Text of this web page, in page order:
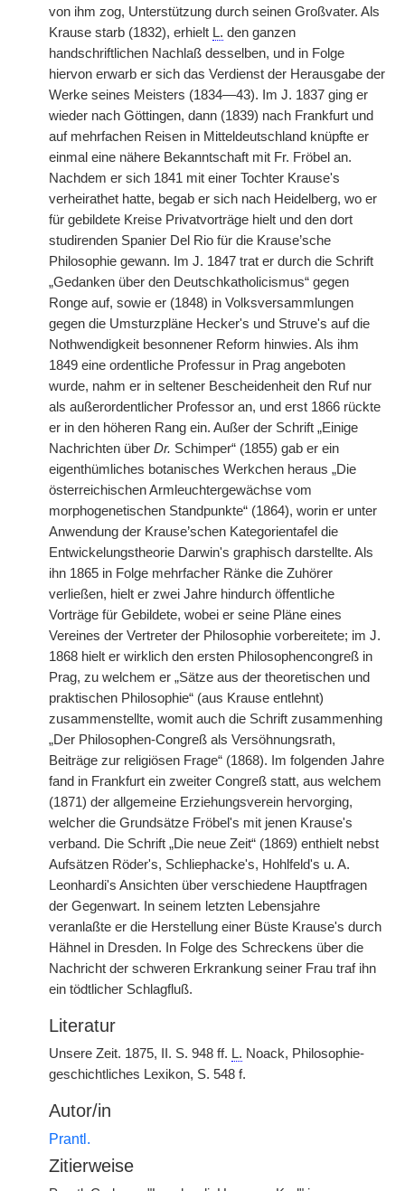
von ihm zog, Unterstützung durch seinen Großvater. Als
Krause starb (1832), erhielt L. den ganzen
handschriftlichen Nachlaß desselben, und in Folge
hiervon erwarb er sich das Verdienst der Herausgabe der
Werke seines Meisters (1834—43). Im J. 1837 ging er
wieder nach Göttingen, dann (1839) nach Frankfurt und
auf mehrfachen Reisen in Mitteldeutschland knüpfte er
einmal eine nähere Bekanntschaft mit Fr. Fröbel an.
Nachdem er sich 1841 mit einer Tochter Krause's
verheirathet hatte, begab er sich nach Heidelberg, wo er
für gebildete Kreise Privatvorträge hielt und den dort
studirenden Spanier Del Rio für die Krause’sche
Philosophie gewann. Im J. 1847 trat er durch die Schrift
„Gedanken über den Deutschkatholicismus“ gegen
Ronge auf, sowie er (1848) in Volksversammlungen
gegen die Umsturzpläne Hecker's und Struve's auf die
Nothwendigkeit besonnener Reform hinwies. Als ihm
1849 eine ordentliche Professur in Prag angeboten
wurde, nahm er in seltener Bescheidenheit den Ruf nur
als außerordentlicher Professor an, und erst 1866 rückte
er in den höheren Rang ein. Außer der Schrift „Einige
Nachrichten über Dr. Schimper“ (1855) gab er ein
eigenthümliches botanisches Werkchen heraus „Die
österreichischen Armleuchtergewächse vom
morphogenetischen Standpunkte“ (1864), worin er unter
Anwendung der Krause’schen Kategorientafel die
Entwickelungstheorie Darwin's graphisch darstellte. Als
ihn 1865 in Folge mehrfacher Ränke die Zuhörer
verließen, hielt er zwei Jahre hindurch öffentliche
Vorträge für Gebildete, wobei er seine Pläne eines
Vereines der Vertreter der Philosophie vorbereitete; im J.
1868 hielt er wirklich den ersten Philosophencongreß in
Prag, zu welchem er „Sätze aus der theoretischen und
praktischen Philosophie“ (aus Krause entlehnt)
zusammenstellte, womit auch die Schrift zusammenhing
„Der Philosophen-Congreß als Versöhnungsrath,
Beiträge zur religiösen Frage“ (1868). Im folgenden Jahre
fand in Frankfurt ein zweiter Congreß statt, aus welchem
(1871) der allgemeine Erziehungsverein hervorging,
welcher die Grundsätze Fröbel's mit jenen Krause's
verband. Die Schrift „Die neue Zeit“ (1869) enthielt nebst
Aufsätzen Röder's, Schliephacke's, Hohlfeld's u. A.
Leonhardi's Ansichten über verschiedene Hauptfragen
der Gegenwart. In seinem letzten Lebensjahre
veranlaßte er die Herstellung einer Büste Krause's durch
Hähnel in Dresden. In Folge des Schreckens über die
Nachricht der schweren Erkrankung seiner Frau traf ihn
ein tödtlicher Schlagfluß.
Literatur
Unsere Zeit. 1875, II. S. 948 ff. L. Noack, Philosophie-
geschichtliches Lexikon, S. 548 f.
Autor/in
Prantl.
Zitierweise